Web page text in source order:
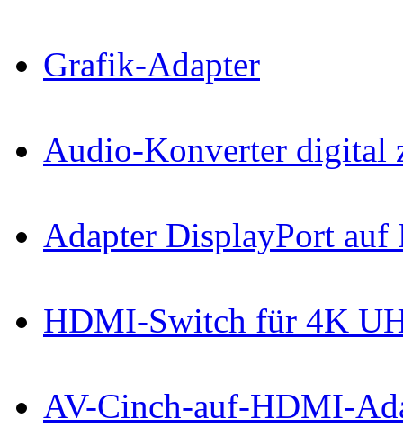
Grafik-Adapter
Audio-Konverter digital
Adapter DisplayPort
HDMI-Switch für 4K
AV-Cinch-auf-HDMI-